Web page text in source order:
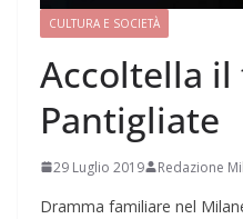
CULTURA E SOCIETÀ
Accoltella il
Pantigliate
29 Luglio 2019 Redazione
Dramma familiare nel